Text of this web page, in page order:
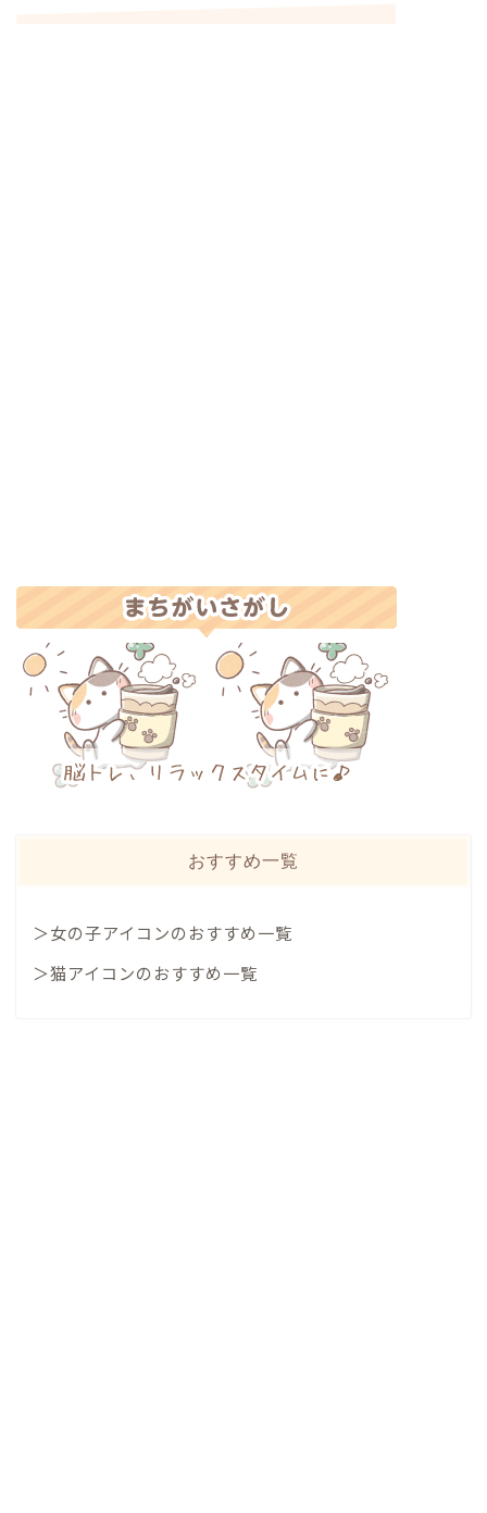
おすすめ一覧
＞女の子アイコンのおすすめ一覧
＞猫アイコンのおすすめ一覧